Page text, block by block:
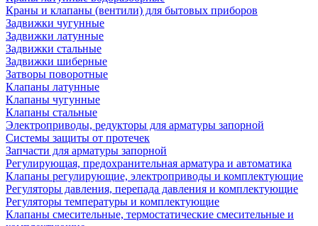
Краны и клапаны (вентили) для бытовых приборов
Задвижки чугунные
Задвижки латунные
Задвижки стальные
Задвижки шиберные
Затворы поворотные
Клапаны латунные
Клапаны чугунные
Клапаны стальные
Электроприводы, редукторы для арматуры запорной
Системы защиты от протечек
Запчасти для арматуры запорной
Регулирующая, предохранительная арматура и автоматика
Клапаны регулирующие, электроприводы и комплектующие
Регуляторы давления, перепада давления и комплектующие
Регуляторы температуры и комплектующие
Клапаны смесительные, термостатические смесительные и